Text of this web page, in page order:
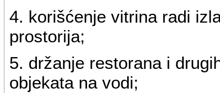
4. korišćenje vitrina radi
prostorija;
5. držanje restorana i
objekata na vodi;